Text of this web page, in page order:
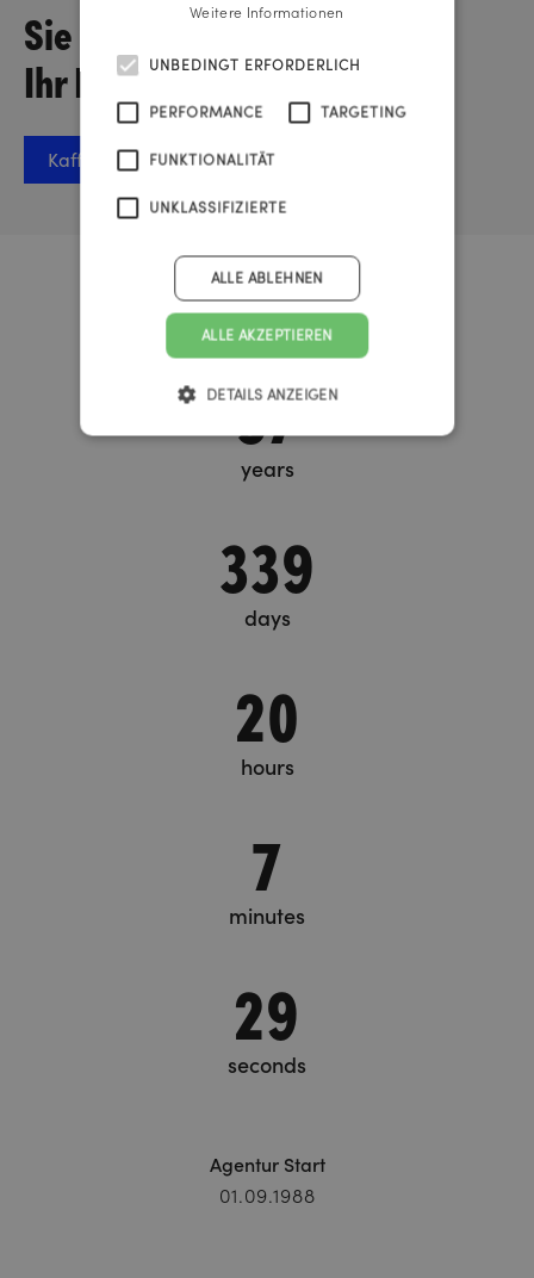
Sie wollen über
Ihr Projekt sprechen?
Kaffee-Termin vereinbaren
Urknall Timer
37
years
339
days
20
hours
7
minutes
29
seconds
Agentur Start
01.09.1988
Weitere Informationen
UNBEDINGT ERFORDERLICH
PERFORMANCE TARGETING
FUNKTIONALITÄT
UNKLASSIFIZIERTE
ALLE AKZEPTIEREN
ALLE ABLEHNEN
DETAILS ANZEIGEN